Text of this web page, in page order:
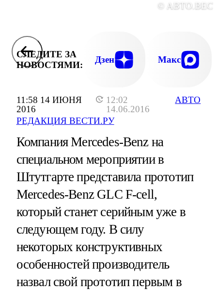
11:58 14 ИЮНЯ
2016
12:02
14.06.2016
РЕДАКЦИЯ ВЕСТИ.РУ
АВТО
©
СЛЕДИТЕ ЗА
НОВОСТЯМИ:
Дзен Макс
Компания Mercedes-Benz на
специальном мероприятии в
Штутгарте представила прототип
Mercedes-Benz GLC F-cell,
который станет серийным уже в
следующем году. В силу
некоторых конструктивных
особенностей производитель
назвал свой прототип первым в